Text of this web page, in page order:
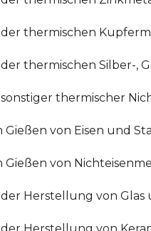
der thermischen
thermischen Silber-,
thermischer
von Eisen und
Gießen von
Herstellung von Glas